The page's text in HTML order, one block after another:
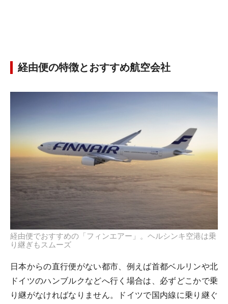
経由便の特徴とおすすめ航空会社
経由便でおすすめの「フィンエアー」。ヘルシンキ空港は乗
り継ぎもスムーズ
日本からの直行便がない都市、例えば首都ベルリンや北
ドイツのハンブルクなどへ行く場合は、必ずどこかで乗
り継がなければなりません。ドイツで国内線に乗り継ぐ